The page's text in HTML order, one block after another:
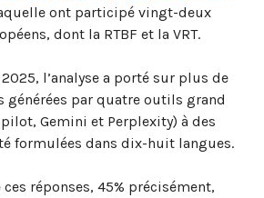
ont participé vingt-deux
dont la RTBF et la VRT.
l’analyse a porté sur plus de
générées par quatre outils grand
Gemini et Perplexity) à des
formulées dans dix-huit langues.
réponses, 45% précisément,